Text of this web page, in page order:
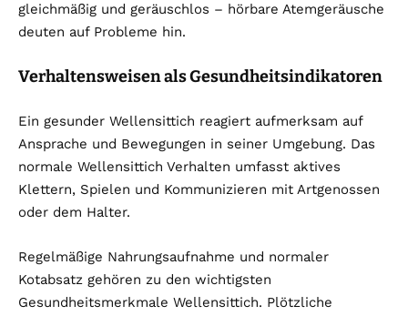
gleichmäßig und geräuschlos – hörbare Atemgeräusche
deuten auf Probleme hin.
Verhaltensweisen als Gesundheitsindikatoren
Ein gesunder Wellensittich reagiert aufmerksam auf
Ansprache und Bewegungen in seiner Umgebung. Das
normale Wellensittich Verhalten umfasst aktives
Klettern, Spielen und Kommunizieren mit Artgenossen
oder dem Halter.
Regelmäßige Nahrungsaufnahme und normaler
Kotabsatz gehören zu den wichtigsten
Gesundheitsmerkmale Wellensittich. Plötzliche